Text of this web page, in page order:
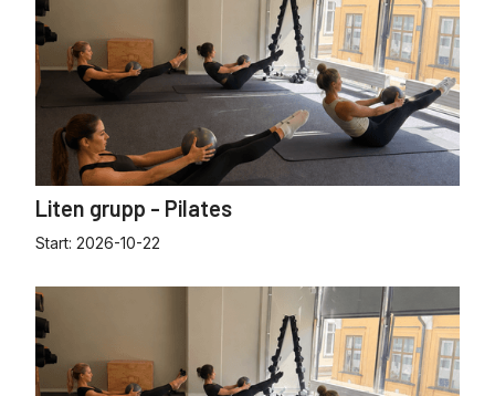
Liten grupp - Pilates
Start: 2026-10-22